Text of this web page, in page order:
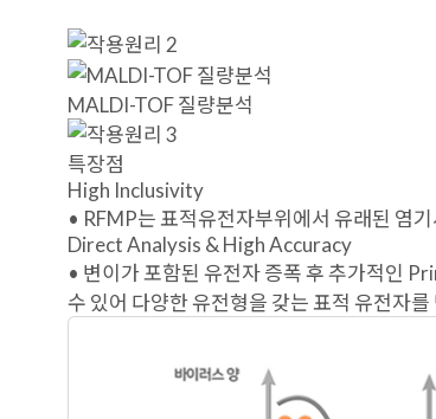
MALDI-TOF 질량분석
특장점
High Inclusivity
• RFMP는 표적유전자부위에서 유래된 염
Direct Analysis & High Accuracy
• 변이가 포함된 유전자 증폭 후 추가적인
수 있어 다양한 유전형을 갖는 표적 유전자